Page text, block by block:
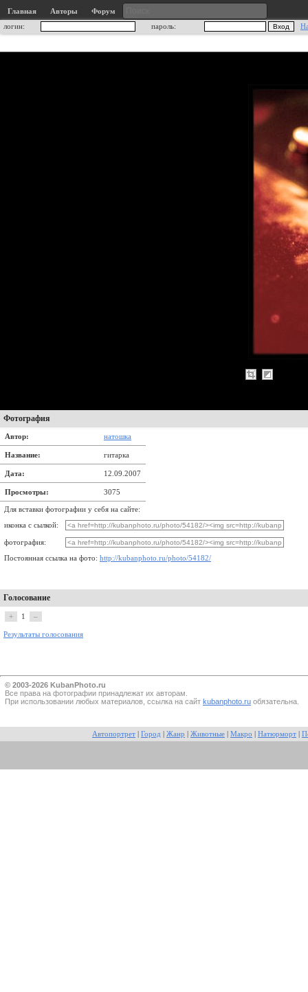
Главная Авторы
Форум
логин:
пароль:
Фотография
Автор: натошка
Название: гитарка
Дата: 12.09.2007
Просмотры: 3075
Для вставки фотографии у себя на сайте:
иконка с сылкой:
фотография:
Постоянная ссылка на фото: http://kubanphoto.ru/photo/54182/
Голосование
+ 1 –
Результаты голосования
© 2003-2026 KubanPhoto.ru
Все прaва на фотографии принадлежат их авторам.
При использовании любых материалов, ссылка на сайт kubanphoto.ru обязательна.
Автопортрет Город Жанр Животные Макро Натюрморт